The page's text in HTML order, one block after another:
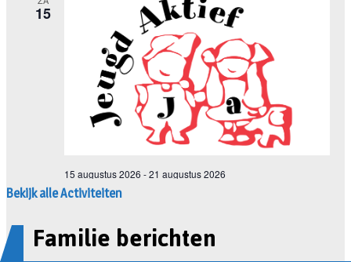
Bekijk alle Activiteiten
Familie berichten